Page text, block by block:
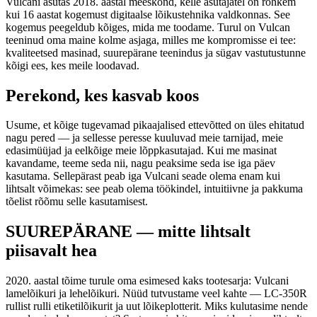
kui 16 aastat kogemust digitaalse lõikustehnika valdkonnas. See
kogemus peegeldub kõiges, mida me toodame. Turul on Vulcan
teeninud oma maine kolme asjaga, milles me kompromisse ei tee:
kvaliteetsed masinad, suurepärane teenindus ja sügav vastutustunne
kõigi ees, kes meile loodavad.
Perekond, kes kasvab koos
Usume, et kõige tugevamad pikaajalised ettevõtted on üles ehitatud
nagu pered — ja sellesse peresse kuuluvad meie tarnijad, meie
edasimüüjad ja eelkõige meie lõppkasutajad. Kui me masinat
kavandame, teeme seda nii, nagu peaksime seda ise iga päev
kasutama. Sellepärast peab iga Vulcani seade olema enam kui
lihtsalt võimekas: see peab olema töökindel, intuitiivne ja pakkuma
tõelist rõõmu selle kasutamisest.
SUUREPÄRANE — mitte lihtsalt
piisavalt hea
2020. aastal tõime turule oma esimesed kaks tootesarja: Vulcani
lamelõikuri ja lehelõikuri. Nüüd tutvustame veel kahte — LC-350R
rullist rulli etiketilõikurit ja uut lõikeplotterit. Miks kulutasime nende